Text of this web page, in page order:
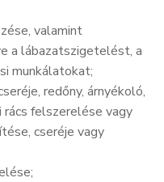
valamint
a lábazatszigetelést, a
munkálatokat;
redőny, árnyékoló,
felszerelése vagy
cseréje vagy